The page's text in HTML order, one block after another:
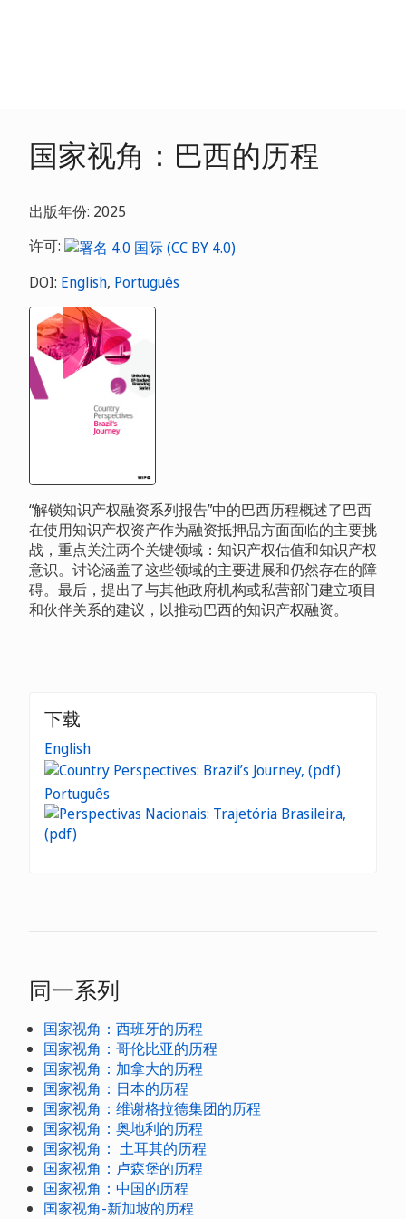
国家视角：巴西的历程
出版年份: 2025
许可:
DOI: English, Português
“解锁知识产权融资系列报告”中的巴西历程概述了巴西
在使用知识产权资产作为融资抵押品方面面临的主要挑
战，重点关注两个关键领域：知识产权估值和知识产权
意识。讨论涵盖了这些领域的主要进展和仍然存在的障
碍。最后，提出了与其他政府机构或私营部门建立项目
和伙伴关系的建议，以推动巴西的知识产权融资。
下载
English
Português
同一系列
国家视角：西班牙的历程
国家视角：哥伦比亚的历程
国家视角：加拿大的历程
国家视角：日本的历程
国家视角：维谢格拉德集团的历程
国家视角：奥地利的历程
国家视角： 土耳其的历程
国家视角：卢森堡的历程
国家视角：中国的历程
国家视角-新加坡的历程